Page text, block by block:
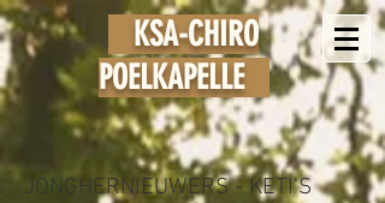
KSA-CHIRO
POELKAPELLE
JONGHERNIEUWERS - KETI'S